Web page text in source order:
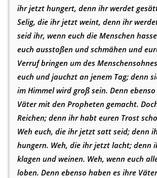
ihr jetzt hungert, denn ihr werdet
Selig, die ihr jetzt weint, denn ihr
seid ihr, wenn euch die Menschen
euch ausstoßen und schmähen und
Verruf bringen um des
euch und jauchzt an jenem Tag; denn
im Himmel wird groß sein. Denn
Väter mit den Propheten gemacht.
Reichen; denn ihr habt euren Trost
Weh euch, die ihr jetzt satt seid; denn
hungern. Weh, die ihr jetzt lacht; denn
klagen und weinen. Weh, wenn euch
loben. Denn ebenso haben es ihre